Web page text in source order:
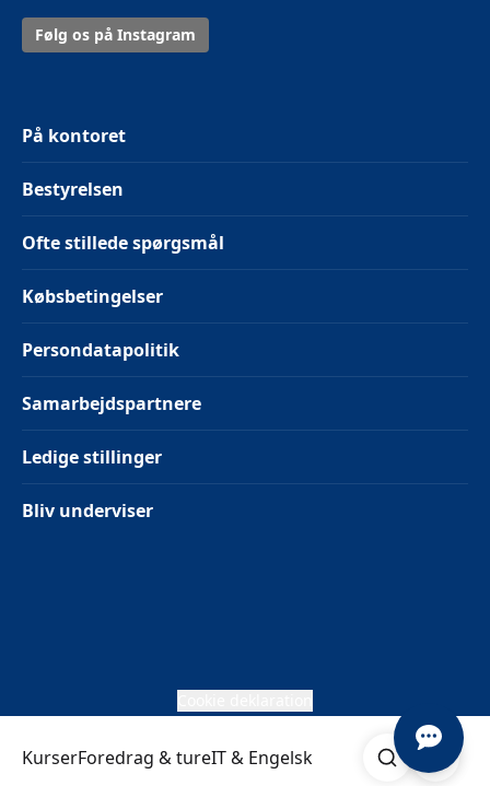
KurserForedrag & tureIT & Engelsk Søg Åben
Følg os på Instagram
På kontoret
Bestyrelsen
Ofte stillede spørgsmål
Købsbetingelser
Persondatapolitik
Samarbejdspartnere
Ledige stillinger
Bliv underviser